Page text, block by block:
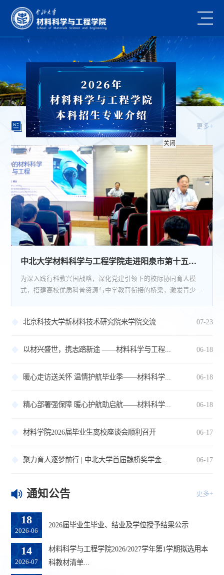
学院新闻 更多+
中北大学材料科学与工程学院走进阳泉市第十五中学开展科普讲...
为深入践行科教兴国战略，深化党建引领下的校际协同育人模
式，搭建高校优质科普资源与中学教育衔接的桥梁，激发青少年
头人、博士生导师张治民教授受邀走进阳泉市第十五中学，开科
合中学生认知特点，以通俗的语言、丰富的视频素材和生活化案
北京科技大学新材料技术研究院来学院交流 07-23
以材兴盛世，携志踏新途 ——材料科学与工程... 06-18
暖心走访送关怀 温情护航毕业季——材料科学... 06-18
精心部署强保障 暖心护航助启航——材料科学... 06-18
材料学院2026届毕业生离校座谈会顺利召开 06-17
聚力育人逐梦前行 | 中北大学首届魏桥奖学金... 06-17
通知公告 更多+
18
2026-06
2026届毕业生毕业、结业及学位授予结果公示
14
2026-07
材料科学与工程学院2026/2027学年第1学期拟选用本
科教材清单...
关闭